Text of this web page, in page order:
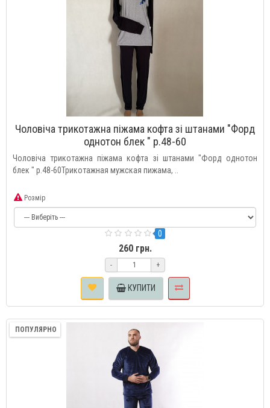
Чоловіча трикотажна піжама кофта зі штанами "Форд
однотон блек " р.48-60
Чоловіча трикотажна піжама кофта зі штанами "Форд однотон
блек " р.48-60Трикотажная мужская пижама, ..
Розмір
0
260 грн.
- +
КУПИТИ
ПОПУЛЯРНО